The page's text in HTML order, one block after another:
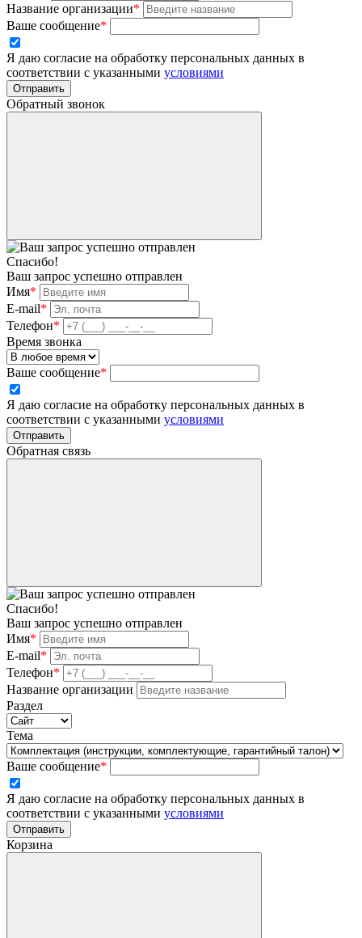
Название организации*
Ваше сообщение*
Я даю согласие на обработку персональных данных в
соответствии с указанными условиями
Отправить
Обратный звонок
Спасибо!
Ваш запрос успешно отправлен
Имя*
E-mail*
Телефон*
Время звонка
Ваше сообщение*
Я даю согласие на обработку персональных данных в
соответствии с указанными условиями
Отправить
Обратная связь
Спасибо!
Ваш запрос успешно отправлен
Имя*
E-mail*
Телефон*
Название организации
Раздел
Тема
Ваше сообщение*
Я даю согласие на обработку персональных данных в
соответствии с указанными условиями
Отправить
Корзина